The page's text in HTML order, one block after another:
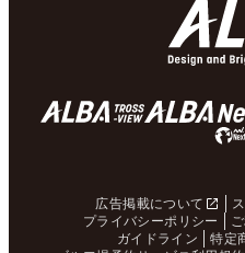
広告掲載について
プライバシーポリシー
ガイドライン
特定